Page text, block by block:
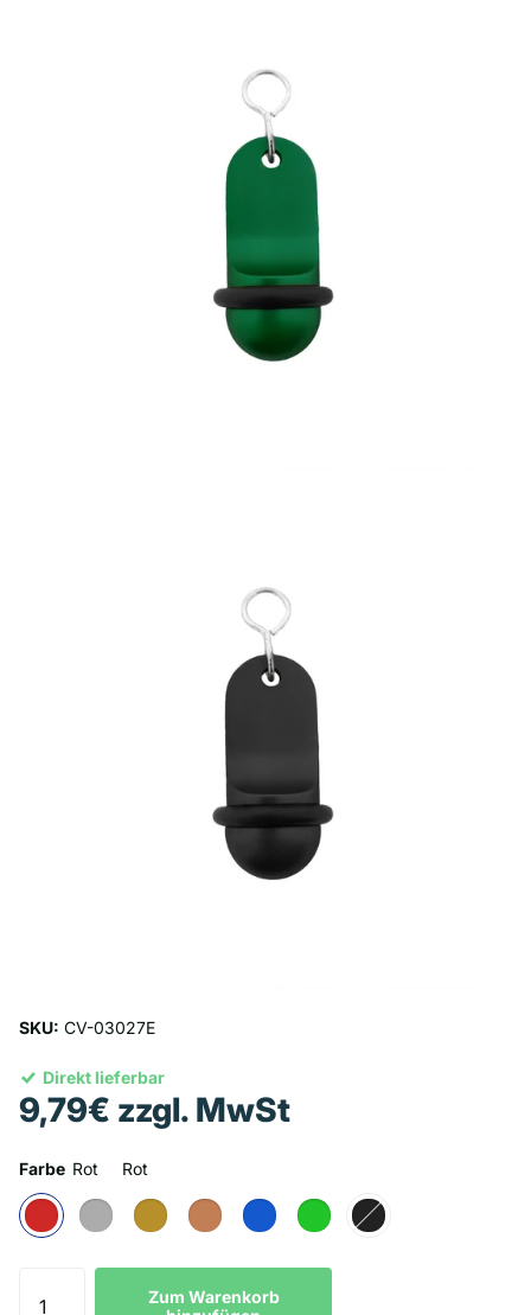
SKU: CV-03027E
Direkt lieferbar
9,79€ zzgl. MwSt
Farbe Rot Rot
Zum Warenkorb